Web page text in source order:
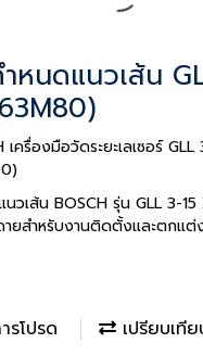
ำหนดแนวเส้น
เครื่องมือวัดระยะเลเซอร์ GLL
นวเส้น BOSCH รุ่น GLL 3-
ายสำหรับงานติดตั้งและตกแต่
รโปรด เปรียบเที